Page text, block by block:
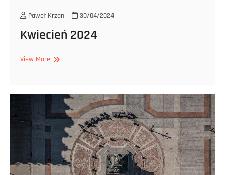
Paweł Krzan 30/04/2024
Kwiecień 2024
View MoreKwiecień